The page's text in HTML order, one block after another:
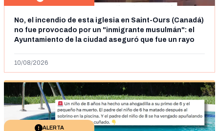
No, el incendio de esta iglesia en Saint-Ours (Canadá)
no fue provocado por un "inmigrante musulmán": el
Ayuntamiento de la ciudad aseguró que fue un rayo
10/08/2026
ALERTA